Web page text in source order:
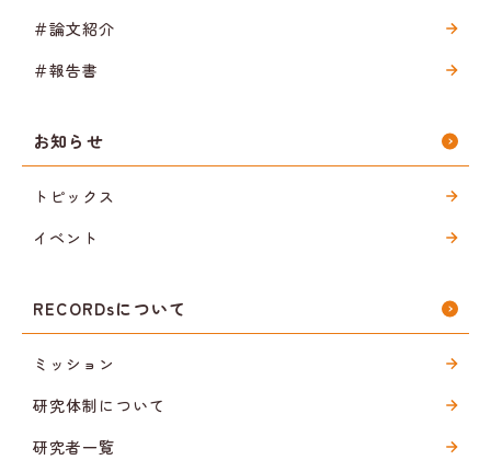
＃論文紹介
＃報告書
お知らせ
トピックス
イベント
RECORDsについて
ミッション
研究体制について
研究者一覧